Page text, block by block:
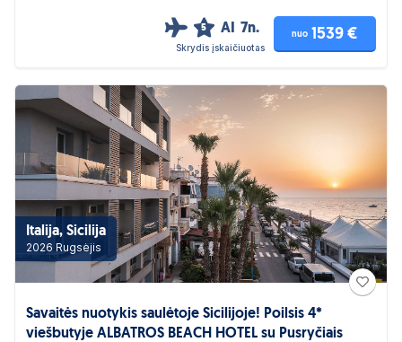
5 AI 7n.
Skrydis įskaičiuotas
nuo 1539 €
Italija, Sicilija
2026 Rugsėjis
Savaitės nuotykis saulėtoje Sicilijoje! Poilsis 4*
viešbutyje ALBATROS BEACH HOTEL su Pusryčiais